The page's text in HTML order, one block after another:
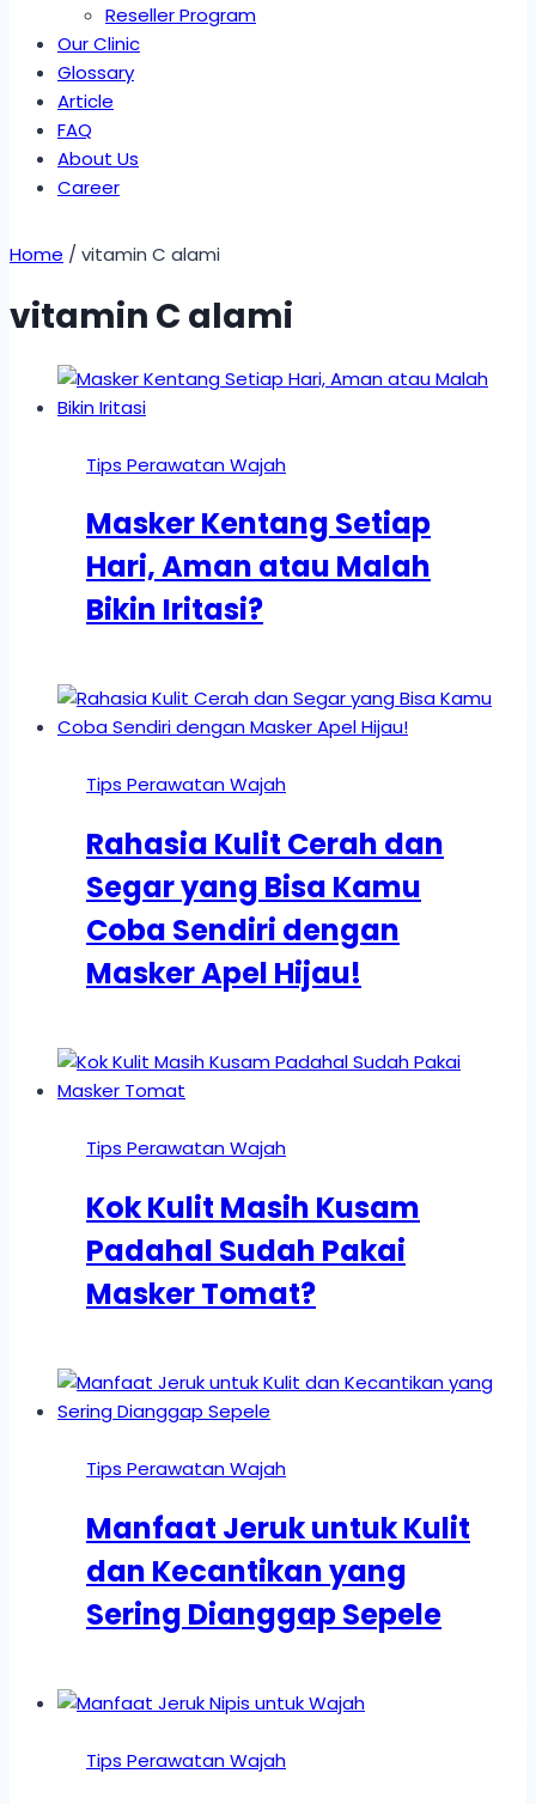
Reseller Program
Our Clinic
Glossary
Article
FAQ
About Us
Career
Home / vitamin C alami
vitamin C alami
Tips Perawatan Wajah
Masker Kentang Setiap
Hari, Aman atau Malah
Bikin Iritasi?
Tips Perawatan Wajah
Rahasia Kulit Cerah dan
Segar yang Bisa Kamu
Coba Sendiri dengan
Masker Apel Hijau!
Tips Perawatan Wajah
Kok Kulit Masih Kusam
Padahal Sudah Pakai
Masker Tomat?
Tips Perawatan Wajah
Manfaat Jeruk untuk Kulit
dan Kecantikan yang
Sering Dianggap Sepele
Tips Perawatan Wajah